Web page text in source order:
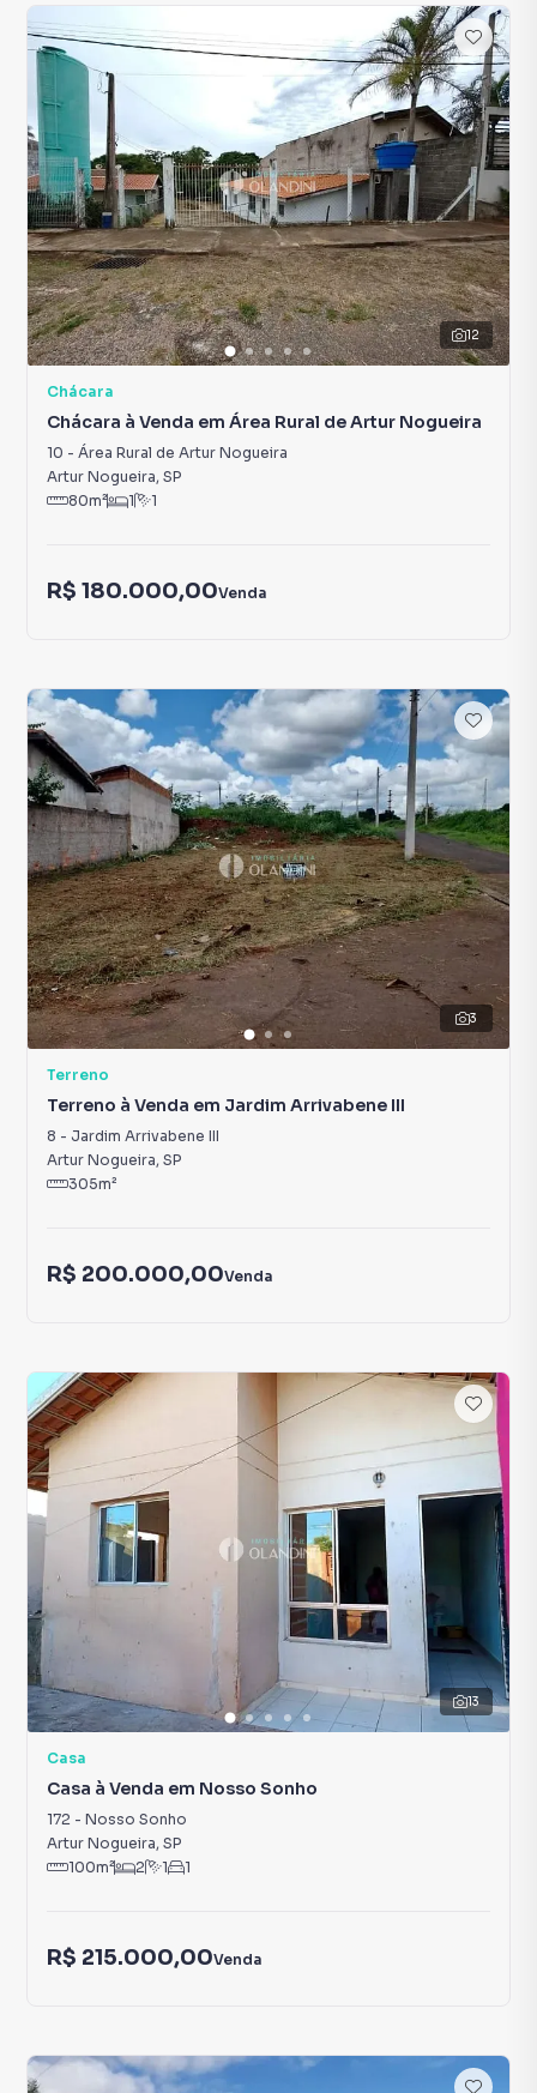
12
Chácara
Chácara à Venda em Área Rural de Artur Nogueira
10 - Área Rural de Artur Nogueira
Artur Nogueira, SP
80m² 1 1
R$ 180.000,00Venda
3
Terreno
Terreno à Venda em Jardim Arrivabene III
8 - Jardim Arrivabene III
Artur Nogueira, SP
305m²
R$ 200.000,00Venda
13
Casa
Casa à Venda em Nosso Sonho
172 - Nosso Sonho
Artur Nogueira, SP
100m² 2 1 1
R$ 215.000,00Venda